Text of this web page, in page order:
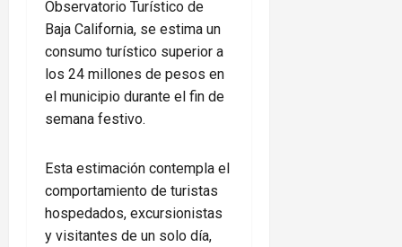
Observatorio Turístico de
Baja California, se estima un
consumo turístico superior a
los 24 millones de pesos en
el municipio durante el fin de
semana festivo.
Esta estimación contempla el
comportamiento de turistas
hospedados, excursionistas
y visitantes de un solo día,